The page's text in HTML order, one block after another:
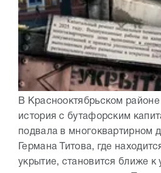
В Краснооктябрьском
история с бутафорским
подвала в многоквартирном
Германа Титова, где
укрытие, становится ближе к